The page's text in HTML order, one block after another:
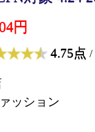
円
4.75点 /
ッション